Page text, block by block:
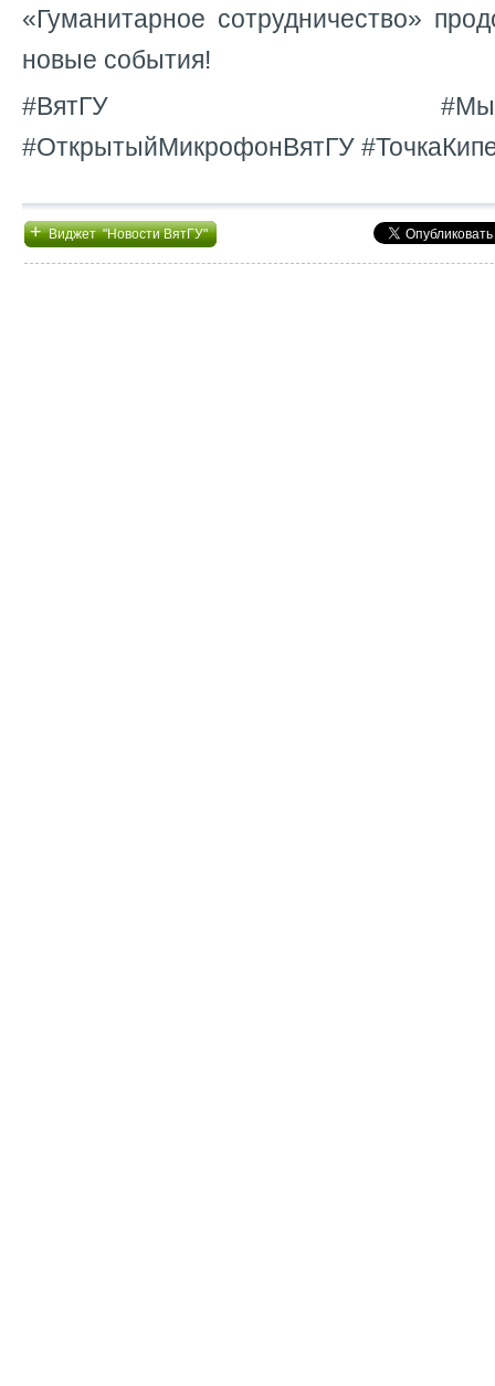
«Гуманитарное сотрудничество»
новые события!
#ВятГУ
#ОткрытыйМикрофонВятГУ
+Виджет "Новости ВятГУ"